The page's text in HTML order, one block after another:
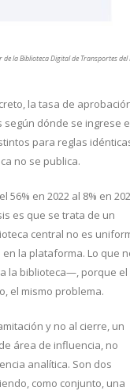
la Biblioteca Digital de Transportes del
la tasa de
dónde se ingrese
para reglas
no se publica.
en 2022 al 8% en
es que se trata de un
central no es
la plataforma. Lo que
la biblioteca—, porque el
el mismo problema.
y no al cierre, un
área de influencia, no
analítica. Son dos
como conjunto, una